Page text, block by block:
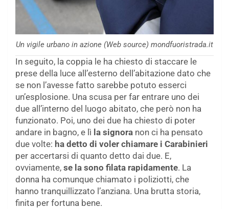
Un vigile urbano in azione (Web source) mondfuoristrada.it
In seguito, la coppia le ha chiesto di staccare le
prese della luce all’esterno dell’abitazione dato che
se non l’avesse fatto sarebbe potuto esserci
un’esplosione. Una scusa per far entrare uno dei
due all’interno del luogo abitato, che però non ha
funzionato. Poi, uno dei due ha chiesto di poter
andare in bagno, e lì la signora non ci ha pensato
due volte: ha detto di voler chiamare i Carabinieri
per accertarsi di quanto detto dai due. E,
ovviamente, se la sono filata rapidamente. La
donna ha comunque chiamato i poliziotti, che
hanno tranquillizzato l’anziana. Una brutta storia,
finita per fortuna bene.